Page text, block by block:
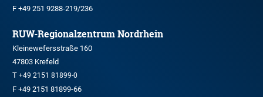
F +49 251 9288-219/236
RUW-Regionalzentrum Nordrhein
Kleinewefersstraße 160
47803 Krefeld
T +49 2151 81899-0
F +49 2151 81899-66